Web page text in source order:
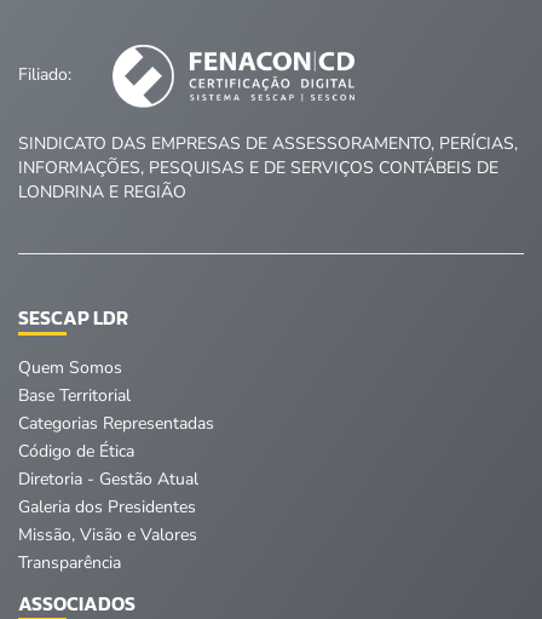
Filiado:
SINDICATO DAS EMPRESAS DE ASSESSORAMENTO, PERÍCIAS,
INFORMAÇÕES, PESQUISAS E DE SERVIÇOS CONTÁBEIS DE
LONDRINA E REGIÃO
SESCAP LDR
Quem Somos
Base Territorial
Categorias Representadas
Código de Ética
Diretoria - Gestão Atual
Galeria dos Presidentes
Missão, Visão e Valores
Transparência
ASSOCIADOS